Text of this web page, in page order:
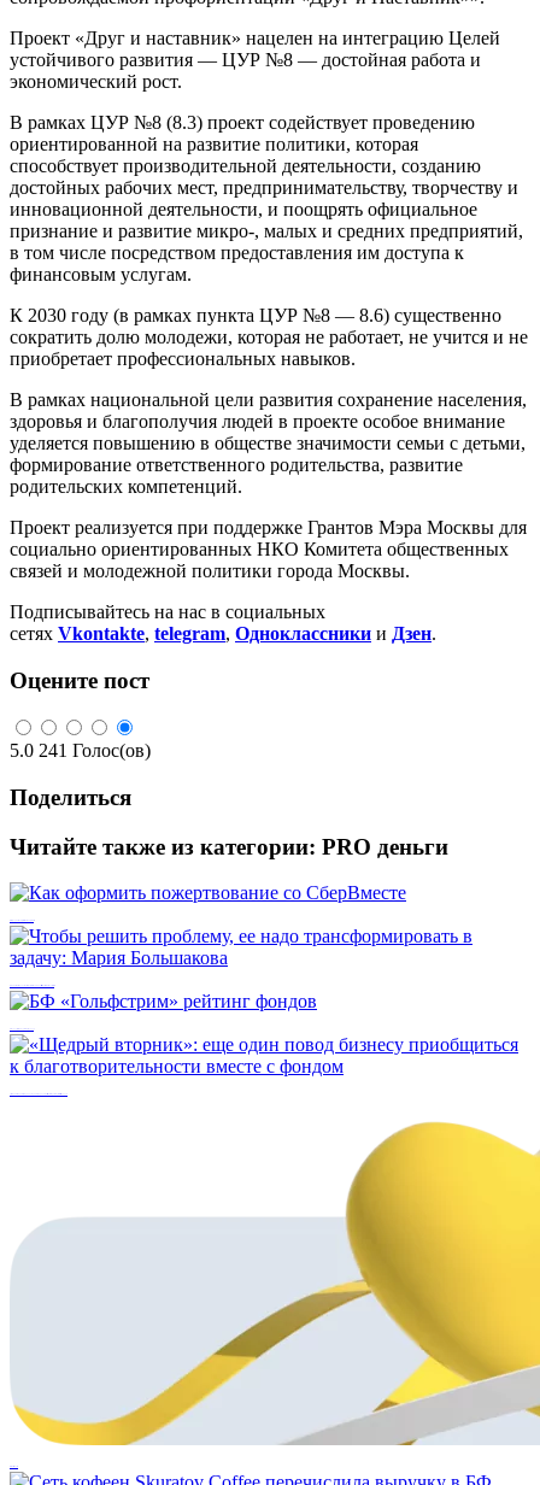
Проект «Друг и наставник» нацелен на интеграцию Целей
устойчивого развития — ЦУР №8 — достойная работа и
экономический рост.
В рамках ЦУР №8 (8.3) проект содействует проведению
ориентированной на развитие политики, которая
способствует производительной деятельности, созданию
достойных рабочих мест, предпринимательству, творчеству и
инновационной деятельности, и поощрять официальное
признание и развитие микро-, малых и средних предприятий,
в том числе посредством предоставления им доступа к
финансовым услугам.
К 2030 году (в рамках пункта ЦУР №8 — 8.6) существенно
сократить долю молодежи, которая не работает, не учится и не
приобретает профессиональных навыков.
В рамках национальной цели развития сохранение населения,
здоровья и благополучия людей в проекте особое внимание
уделяется повышению в обществе значимости семьи с детьми,
формирование ответственного родительства, развитие
родительских компетенций.
Проект реализуется при поддержке Грантов Мэра Москвы для
социально ориентированных НКО Комитета общественных
связей и молодежной политики города Москвы.
Подписывайтесь на нас в социальных
сетях Vkontakte, telegram, Одноклассники и Дзен.
Оцените пост
5.0 241 Голос(ов)
Поделиться
Читайте также из категории: PRO деньги